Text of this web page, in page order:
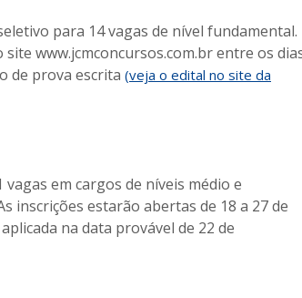
para 14 vagas de nível fundamental.
site www.jcmconcursos.com.br entre os
de prova escrita (veja o edital no site da
em cargos de níveis médio e
inscrições estarão abertas de 18 a 27 de
na data provável de 22 de